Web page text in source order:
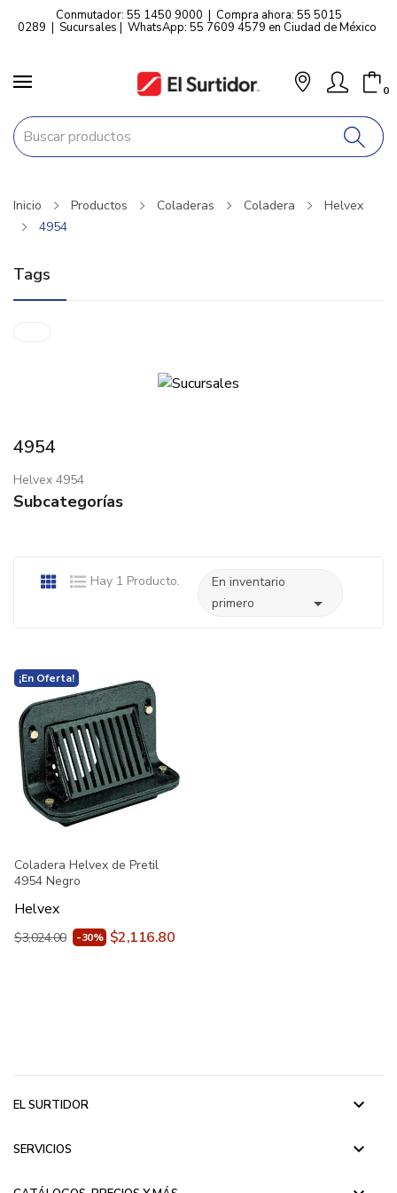
Conmutador: 55 1450 9000 | Compra ahora: 55 5015
0289 | Sucursales | WhatsApp: 55 7609 4579 en Ciudad de México
0
Inicio Productos Coladeras Coladera
Helvex
4954
Tags
4954
Helvex 4954
Subcategorías
Hay 1 Producto.
En inventario
primero

¡En Oferta!
Coladera Helvex de Pretil
4954 Negro
Helvex
$3,024.00 -30% $2,116.80
EL SURTIDOR keyboard_arrow_down
SERVICIOS keyboard_arrow_down